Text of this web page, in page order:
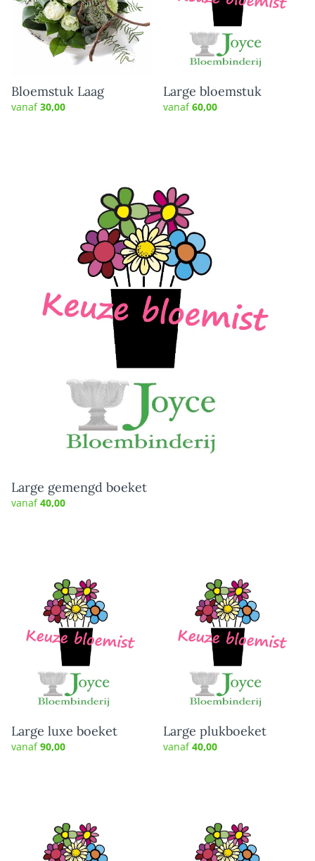
Bloemstuk Laag
vanaf30,00
Large bloemstuk
vanaf60,00
Large gemengd boeket
vanaf40,00
Large luxe boeket
vanaf90,00
Large plukboeket
vanaf40,00